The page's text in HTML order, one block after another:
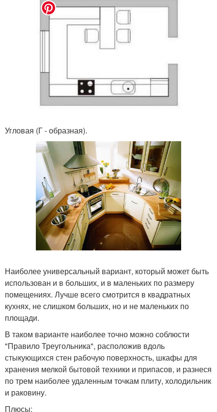
Угловая (Г - образная).
Наиболее универсальный вариант, который может быть
использован и в больших, и в маленьких по размеру
помещениях. Лучше всего смотрится в квадратных
кухнях, не слишком больших, но и не маленьких по
площади.
В таком варианте наиболее точно можно соблюсти
"Правило Треугольника", расположив вдоль
стыкующихся стен рабочую поверхность, шкафы для
хранения мелкой бытовой техники и припасов, и разнеся
по трем наиболее удаленным точкам плиту, холодильник
и раковину.
Плюсы: